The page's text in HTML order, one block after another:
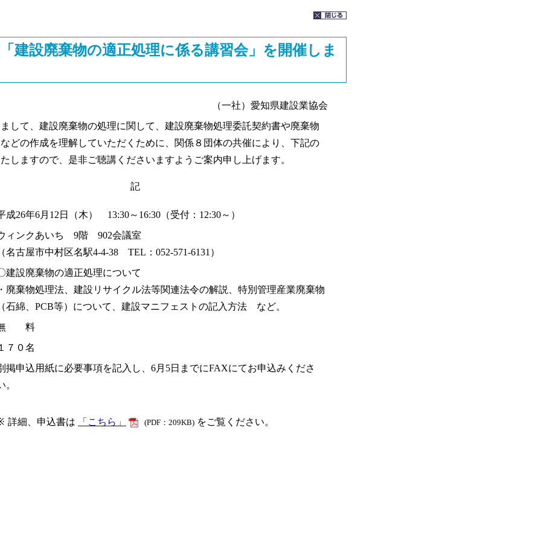
建設廃棄物の適正処理に係る講習会」を開催しま
（一社）愛知県建設業協会
して、建設廃棄物の処理に関して、建設廃棄物処理委託契約書や廃棄物
どの作成を理解していただくために、関係８団体の共催により、下記の
しますので、是非ご聴講くださいますようご案内申し上げます。
記
成26年6月12日（木） 13:30～16:30（受付：12:30～）
ィンクあいち 9階 902会議室
（名古屋市中村区名駅4-4-38 TEL：052-571-6131）
建設廃棄物の適正処理について
・廃棄物処理法、建設リサイクル法等関連法令の解説、特別管理産業廃棄物
（石綿、PCB等）について、建設マニフェストの記入方法 など。
料
７０名
掲申込用紙に必要事項を記入し、6月5日までにFAXにてお申込みくださ
。
詳細、申込書は 「こちら」 (PDF：209KB) をご覧ください。